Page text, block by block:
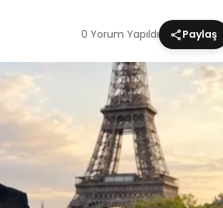
0 Yorum Yapıldı Paylaş